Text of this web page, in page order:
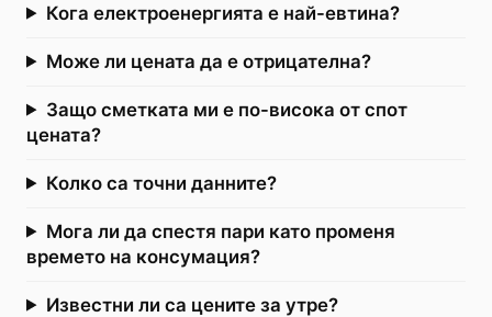
Кога електроенергията е най-евтина?
Може ли цената да е отрицателна?
Защо сметката ми е по-висока от спот
цената?
Колко са точни данните?
Мога ли да спестя пари като променя
времето на консумация?
Известни ли са цените за утре?